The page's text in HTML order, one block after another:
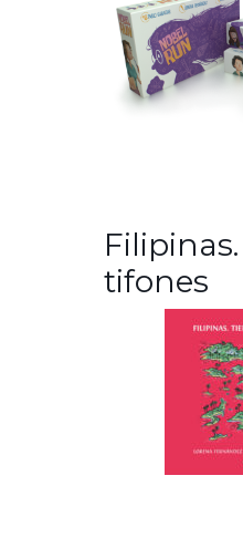
tifones